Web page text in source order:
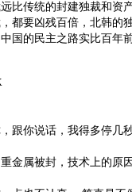
比传统的封建独裁和资
都要凶残百倍，北韩的
国的民主之路实比百年
跟你说话，我得多停几秒
金属被封，技术上的原